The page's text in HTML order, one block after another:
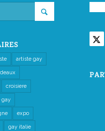
artiste gay
croisiere
gay
expo
gay italie